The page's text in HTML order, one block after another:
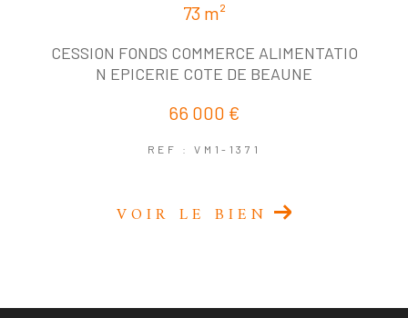
73 m²
CESSION FONDS COMMERCE ALIMENTATIO
N EPICERIE COTE DE BEAUNE
66 000 €
REF : VM1-1371
VOIR LE BIEN